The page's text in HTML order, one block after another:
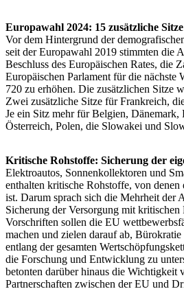
Europawahl 2024: 15 zusätzliche
Vor dem Hintergrund der
seit der Europawahl 2019 stimmten die
Beschluss des Europäischen Rates, die
Europäischen Parlament für die nächste
720 zu erhöhen. Die zusätzlichen Sitze
Zwei zusätzliche Sitze für Frankreich,
Je ein Sitz mehr für Belgien,
Österreich, Polen, die Slowakei und
Kritische Rohstoffe: Sicherung der
Elektroautos, Sonnenkollektoren und
enthalten kritische Rohstoffe, von
ist. Darum sprach sich die Mehrheit der
Sicherung der Versorgung mit kritischen
Vorschriften sollen die EU
machen und zielen darauf ab,
entlang der gesamten
die Forschung und Entwicklung zu
betonten darüber hinaus die Wichtigkeit
Partnerschaften zwischen der EU und